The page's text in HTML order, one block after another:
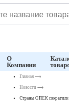
О
Компании
Главная ⟶
Новости ⟶
Страны ОПЕК сократили